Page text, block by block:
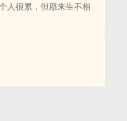
人很累，但愿来生不相
上苍给了慕容澈一个弥
慕容澈颤抖了！